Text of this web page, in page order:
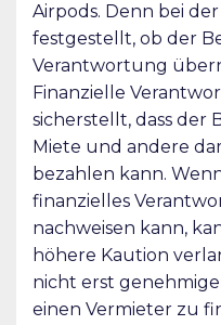
Airpods. Denn bei
festgestellt, ob der
Verantwortung
Finanzielle
sicherstellt, dass der
Miete und andere
bezahlen kann.
finanzielles
nachweisen kann,
höhere Kaution
nicht erst
einen Vermieter zu